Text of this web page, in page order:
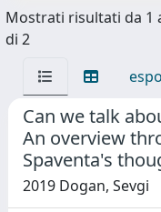
Mostrati risultati da 1
di 2
Can we talk
An overview
Spaventa's
2019 Dogan, Sevgi